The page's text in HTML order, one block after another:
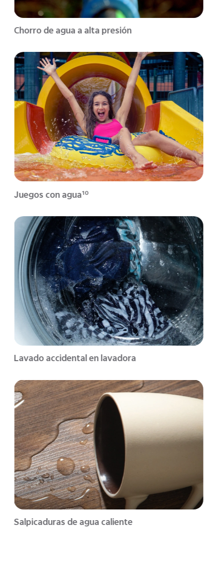
Chorro de agua a alta presión
Juegos con agua10
Lavado accidental en lavadora
Salpicaduras de agua caliente